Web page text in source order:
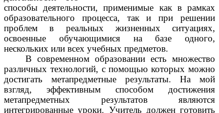
способы деятельности, применимые как в рамках
образовательного процесса, так и при решении
проблем в реальных жизненных ситуациях,
освоенные обучающимися на базе одного,
нескольких или всех учебных предметов.
В современном образовании есть множество
различных технологий, с помощью которых можно
достигать метапредметные результаты. На мой
взгляд, эффективным способом достижения
метапредметных результатов являются
интегрированные уроки. Учитель должен готовить